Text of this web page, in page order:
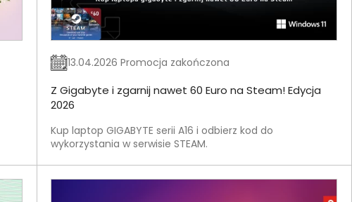
13.04.2026 Promocja zakończona
Z Gigabyte i zgarnij nawet 60 Euro na Steam! Edycja
2026
Kup laptop GIGABYTE serii A16 i odbierz kod do
wykorzystania w serwisie STEAM.